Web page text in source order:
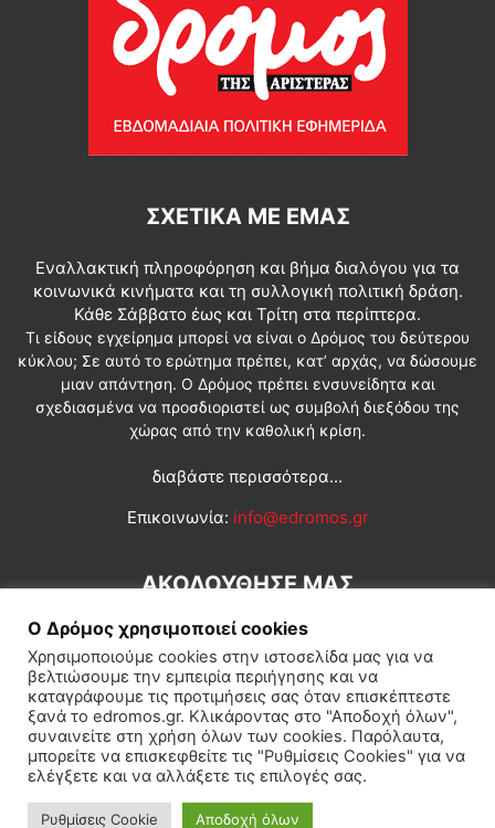
ΣΧΕΤΙΚΆ ΜΕ ΕΜΆΣ
Εναλλακτική πληροφόρηση και βήμα διαλόγου για τα
κοινωνικά κινήματα και τη συλλογική πολιτική δράση.
Κάθε Σάββατο έως και Τρίτη στα περίπτερα.
Τι είδους εγχείρημα μπορεί να είναι ο Δρόμος του δεύτερου
κύκλου; Σε αυτό το ερώτημα πρέπει, κατ’ αρχάς, να δώσουμε
μιαν απάντηση. Ο Δρόμος πρέπει ενσυνείδητα και
σχεδιασμένα να προσδιοριστεί ως συμβολή διεξόδου της
χώρας από την καθολική κρίση.
διαβάστε περισσότερα...
Επικοινωνία: info@edromos.gr
ΑΚΟΛΟΥΘΗΣΕ ΜΑΣ
Εγγραφή συνδρομητή Πολιτική Διεθνή Κοινωνία
Πολιτισμός Αφιερώματα
Ο Δρόμος χρησιμοποιεί cookies
Χρησιμοποιούμε cookies στην ιστοσελίδα μας για να
βελτιώσουμε την εμπειρία περιήγησης και να
καταγράφουμε τις προτιμήσεις σας όταν επισκέπτεστε
ξανά το edromos.gr. Κλικάροντας στο "Αποδοχή όλων",
συναινείτε στη χρήση όλων των cookies. Παρόλαυτα,
μπορείτε να επισκεφθείτε τις "Ρυθμίσεις Cookies" για να
ελέγξετε και να αλλάξετε τις επιλογές σας.
Ρυθμίσεις Cookie Αποδοχή όλων